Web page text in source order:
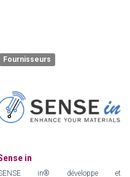
Fournisseurs
in
in® développe et